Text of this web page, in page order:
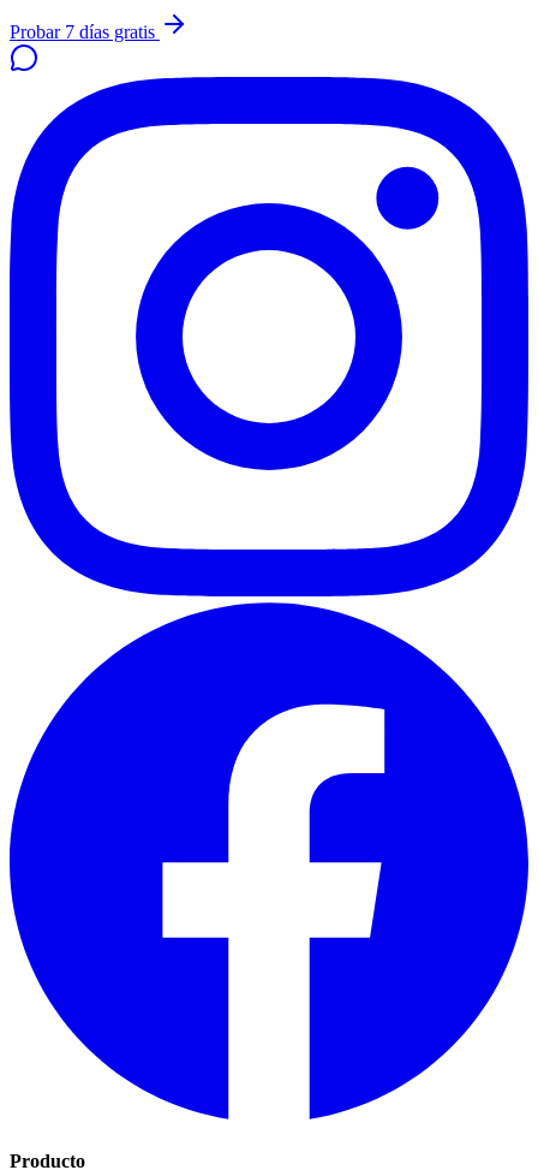
Probar 7 días gratis
Producto